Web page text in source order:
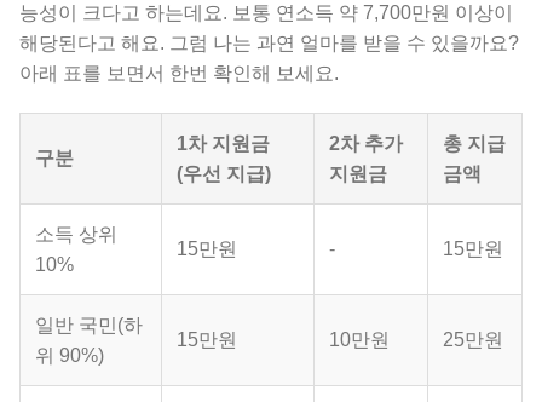
능성이 크다고 하는데요. 보통 연소득 약 7,700만원 이상이
해당된다고 해요. 그럼 나는 과연 얼마를 받을 수 있을까요?
아래 표를 보면서 한번 확인해 보세요.
구분
1차 지원금
(우선 지급)
2차 추가
지원금
총 지급
금액
소득 상위
10%
15만원 - 15만원
일반 국민(하
위 90%)
15만원 10만원 25만원